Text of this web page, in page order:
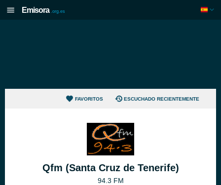
Emisora .org.es
FAVORITOS ESCUCHADO RECIENTEMENTE
Qfm (Santa Cruz de Tenerife)
94.3 FM